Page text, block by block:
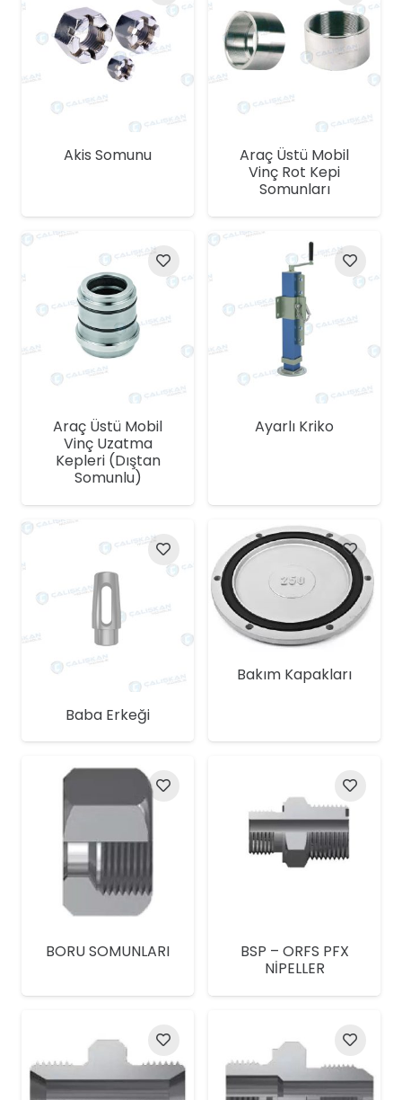
Akis Somunu
Araç Üstü Mobil
Vinç Rot Kepi
Somunları
Araç Üstü Mobil
Vinç Uzatma
Kepleri (Dıştan
Somunlu)
Ayarlı Kriko
Baba Erkeği
Bakım Kapakları
BORU SOMUNLARI
BSP – ORFS PFX
NİPELLER